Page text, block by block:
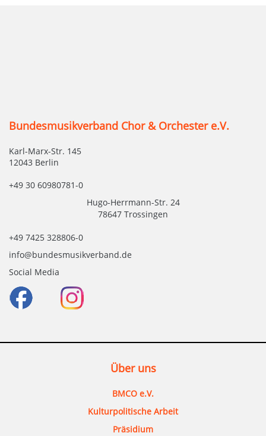
Bundesmusikverband Chor & Orchester e.V.
Karl-Marx-Str. 145
12043 Berlin
+49 30 60980781-0
Hugo-Herrmann-Str. 24
78647 Trossingen
+49 7425 328806-0
info@bundesmusikverband.de
Social Media
Über uns
BMCO e.V.
Kulturpolitische Arbeit
Präsidium